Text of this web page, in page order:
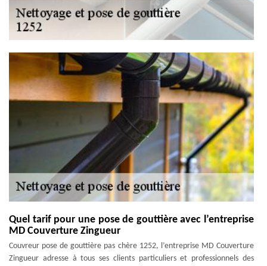
Quel tarif pour une pose de gouttière avec l’entreprise
MD Couverture Zingueur
Couvreur pose de gouttière pas chère 1252, l’entreprise MD Couverture
Zingueur adresse à tous ses clients particuliers et professionnels des